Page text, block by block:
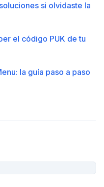
si olvidaste la
el código PUK de tu
la guía paso a paso